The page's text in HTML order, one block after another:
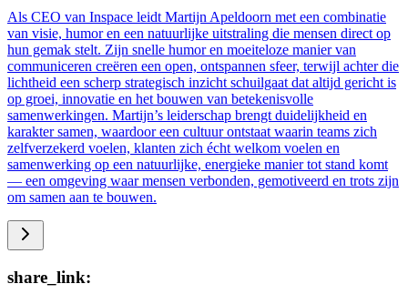
Als CEO van Inspace leidt Martijn Apeldoorn met een combinatie
van visie, humor en een natuurlijke uitstraling die mensen direct op
hun gemak stelt. Zijn snelle humor en moeiteloze manier van
communiceren creëren een open, ontspannen sfeer, terwijl achter die
lichtheid een scherp strategisch inzicht schuilgaat dat altijd gericht is
op groei, innovatie en het bouwen van betekenisvolle
samenwerkingen. Martijn’s leiderschap brengt duidelijkheid en
karakter samen, waardoor een cultuur ontstaat waarin teams zich
zelfverzekerd voelen, klanten zich écht welkom voelen en
samenwerking op een natuurlijke, energieke manier tot stand komt
— een omgeving waar mensen verbonden, gemotiveerd en trots zijn
om samen aan te bouwen.
share_link: